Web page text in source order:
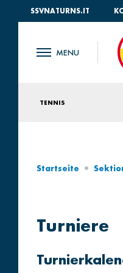
SSVNATURNS.IT
TENNIS
Startseite
Turniere